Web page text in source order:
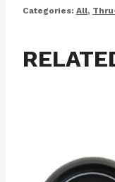
Categories: All,